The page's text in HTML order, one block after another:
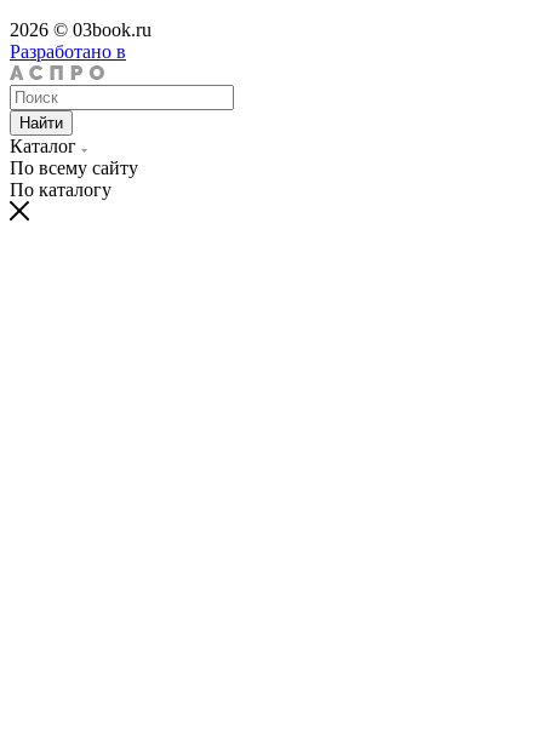
2026 © 03book.ru
Разработано в
Найти
Каталог
По всему сайту
По каталогу